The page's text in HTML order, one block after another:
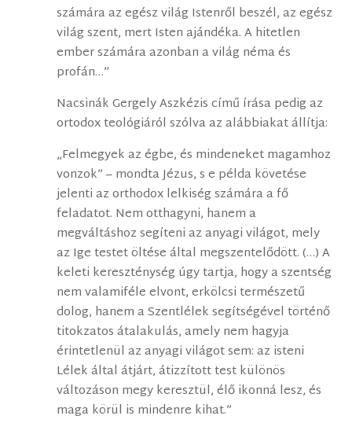
számára az egész világ Istenről beszél, az egész
világ szent, mert Isten ajándéka. A hitetlen
ember számára azonban a világ néma és
profán…”
Nacsinák Gergely Aszkézis című írása pedig az
ortodox teológiáról szólva az alábbiakat állítja:
„Felmegyek az égbe, és mindeneket magamhoz
vonzok” – mondta Jézus, s e példa követése
jelenti az orthodox lelkiség számára a fő
feladatot. Nem otthagyni, hanem a
megváltáshoz segíteni az anyagi világot, mely
az Ige testet öltése által megszentelődött. (…) A
keleti kereszténység úgy tartja, hogy a szentség
nem valamiféle elvont, erkölcsi természetű
dolog, hanem a Szentlélek segítségével történő
titokzatos átalakulás, amely nem hagyja
érintetlenül az anyagi világot sem: az isteni
Lélek által átjárt, átizzított test különös
változáson megy keresztül, élő ikonná lesz, és
maga körül is mindenre kihat.”